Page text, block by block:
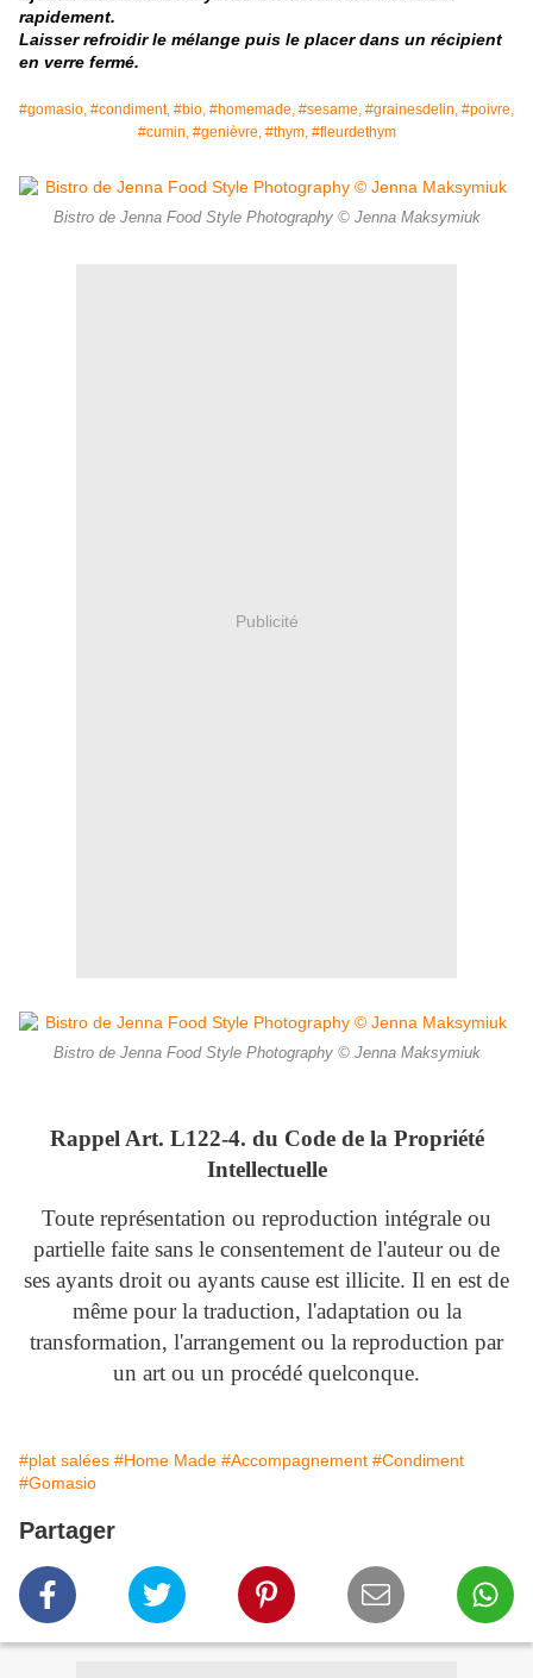
rapidement.
Laisser refroidir le mélange puis le placer dans un récipient
en verre fermé.
#gomasio, #condiment, #bio, #homemade, #sesame, #grainesdelin, #poivre,
#cumin, #genièvre, #thym, #fleurdethym
Bistro de Jenna Food Style Photography © Jenna Maksymiuk
Publicité
Bistro de Jenna Food Style Photography © Jenna Maksymiuk
Rappel Art. L122-4. du Code de la Propriété
Intellectuelle
Toute représentation ou reproduction intégrale ou
partielle faite sans le consentement de l'auteur ou de
ses ayants droit ou ayants cause est illicite. Il en est de
même pour la traduction, l'adaptation ou la
transformation, l'arrangement ou la reproduction par
un art ou un procédé quelconque.
#plat salées #Home Made #Accompagnement #Condiment
#Gomasio
Partager